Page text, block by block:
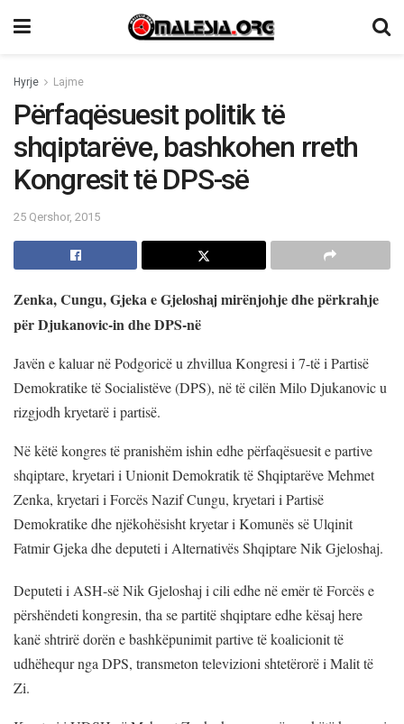
Hyrje Lajme
Përfaqësuesit politik të
shqiptarëve, bashkohen rreth
Kongresit të DPS-së
25 Qershor, 2015
Zenka, Cungu, Gjeka e Gjeloshaj mirënjohje dhe përkrahje
për Djukanovic-in dhe DPS-në
Javën e kaluar në Podgoricë u zhvillua Kongresi i 7-të i Partisë
Demokratike të Socialistëve (DPS), në të cilën Milo Djukanovic u
rizgjodh kryetarë i partisë.
Në këtë kongres të pranishëm ishin edhe përfaqësuesit e partive
shqiptare, kryetari i Unionit Demokratik të Shqiptarëve Mehmet
Zenka, kryetari i Forcës Nazif Cungu, kryetari i Partisë
Demokratike dhe njëkohësisht kryetar i Komunës së Ulqinit
Fatmir Gjeka dhe deputeti i Alternativës Shqiptare Nik Gjeloshaj.
Deputeti i ASH-së Nik Gjeloshaj i cili edhe në emër të Forcës e
përshëndeti kongresin, tha se partitë shqiptare edhe kësaj here
kanë shtrirë dorën e bashkëpunimit partive të koalicionit të
udhëhequr nga DPS, transmeton televizioni shtetërorë i Malit të
Zi.